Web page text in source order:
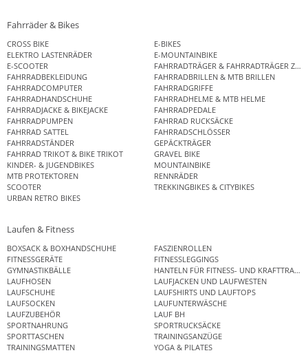
Fahrräder & Bikes
CROSS BIKE
E-BIKES
ELEKTRO LASTENRÄDER
E-MOUNTAINBIKE
E-SCOOTER
FAHRRADTRÄGER & FAHRRADTRÄGER
FAHRRADBEKLEIDUNG
FAHRRADBRILLEN & MTB BRILLEN
FAHRRADCOMPUTER
FAHRRADGRIFFE
FAHRRADHANDSCHUHE
FAHRRADHELME & MTB HELME
FAHRRADJACKE & BIKEJACKE
FAHRRADPEDALE
FAHRRADPUMPEN
FAHRRAD RUCKSÄCKE
FAHRRAD SATTEL
FAHRRADSCHLÖSSER
FAHRRADSTÄNDER
GEPÄCKTRÄGER
FAHRRAD TRIKOT & BIKE TRIKOT
GRAVEL BIKE
KINDER- & JUGENDBIKES
MOUNTAINBIKE
MTB PROTEKTOREN
RENNRÄDER
SCOOTER
TREKKINGBIKES & CITYBIKES
URBAN RETRO BIKES
Laufen & Fitness
BOXSACK & BOXHANDSCHUHE
FASZIENROLLEN
FITNESSGERÄTE
FITNESSLEGGINGS
GYMNASTIKBÄLLE
HANTELN FÜR FITNESS- UND
LAUFHOSEN
LAUFJACKEN UND LAUFWESTEN
LAUFSCHUHE
LAUFSHIRTS UND LAUFTOPS
LAUFSOCKEN
LAUFUNTERWÄSCHE
LAUFZUBEHÖR
LAUF BH
SPORTNAHRUNG
SPORTRUCKSÄCKE
SPORTTASCHEN
TRAININGSANZÜGE
TRAININGSMATTEN
YOGA & PILATES